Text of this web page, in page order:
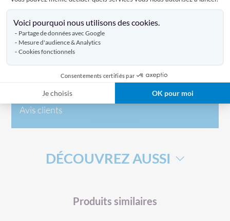
Voici pourquoi nous utilisons des cookies.
Partage de données avec Google
Mesure d'audience & Analytics
Cookies fonctionnels
Consentements certifiés par
Je choisis OK pour moi
Caractéristiques
Avis clients
DÉCOUVREZ AUSSI
Produits similaires